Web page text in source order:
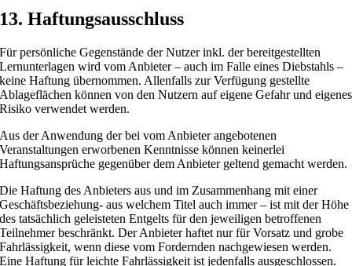
13. Haftungsausschluss
Für persönliche Gegenstände der Nutzer inkl. der bereitgestellten
Lernunterlagen wird vom Anbieter – auch im Falle eines Diebstahls –
keine Haftung übernommen. Allenfalls zur Verfügung gestellte
Ablageflächen können von den Nutzern auf eigene Gefahr und eigenes
Risiko verwendet werden.
Aus der Anwendung der bei vom Anbieter angebotenen
Veranstaltungen erworbenen Kenntnisse können keinerlei
Haftungsansprüche gegenüber dem Anbieter geltend gemacht werden.
Die Haftung des Anbieters aus und im Zusammenhang mit einer
Geschäftsbeziehung- aus welchem Titel auch immer – ist mit der Höhe
des tatsächlich geleisteten Entgelts für den jeweiligen betroffenen
Teilnehmer beschränkt. Der Anbieter haftet nur für Vorsatz und grobe
Fahrlässigkeit, wenn diese vom Fordernden nachgewiesen werden.
Eine Haftung für leichte Fahrlässigkeit ist jedenfalls ausgeschlossen.